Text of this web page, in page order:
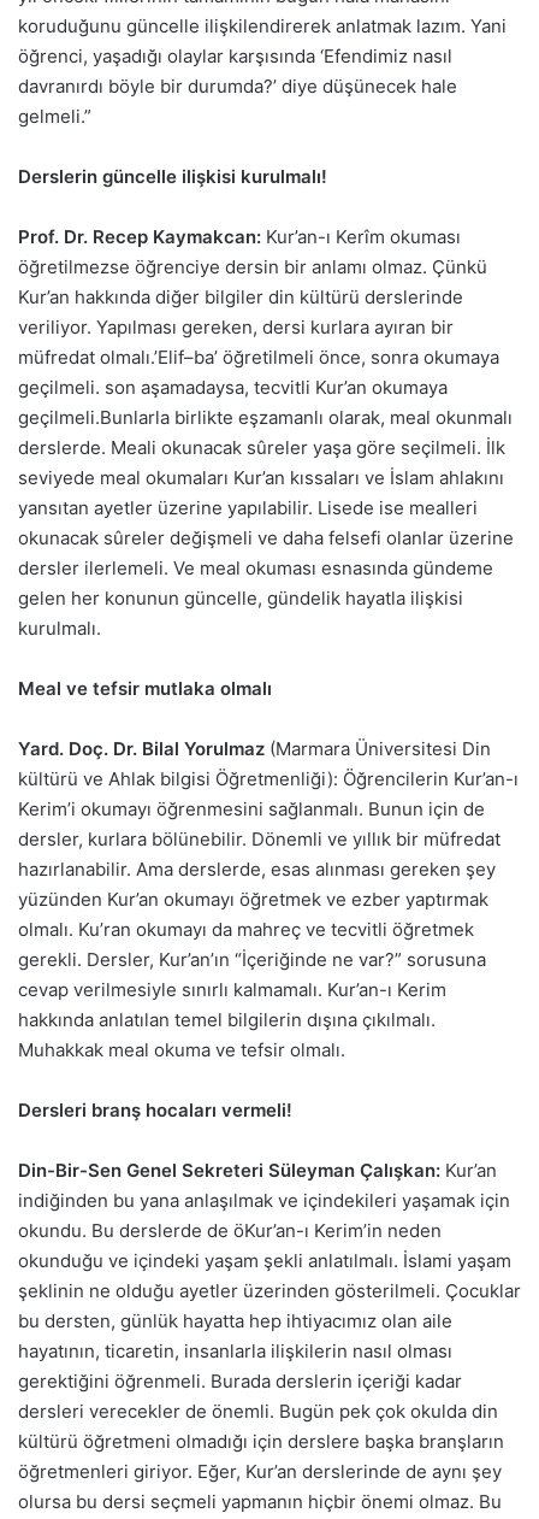
koruduğunu güncelle ilişkilendirerek anlatmak lazım. Yani
öğrenci, yaşadığı olaylar karşısında ‘Efendimiz nasıl
davranırdı böyle bir durumda?’ diye düşünecek hale
gelmeli.”
Derslerin güncelle ilişkisi kurulmalı!
Prof. Dr. Recep Kaymakcan: Kur’an-ı Kerîm okuması
öğretilmezse öğrenciye dersin bir anlamı olmaz. Çünkü
Kur’an hakkında diğer bilgiler din kültürü derslerinde
veriliyor. Yapılması gereken, dersi kurlara ayıran bir
müfredat olmalı.’Elif–ba’ öğretilmeli önce, sonra okumaya
geçilmeli. son aşamadaysa, tecvitli Kur’an okumaya
geçilmeli.Bunlarla birlikte eşzamanlı olarak, meal okunmalı
derslerde. Meali okunacak sûreler yaşa göre seçilmeli. İlk
seviyede meal okumaları Kur’an kıssaları ve İslam ahlakını
yansıtan ayetler üzerine yapılabilir. Lisede ise mealleri
okunacak sûreler değişmeli ve daha felsefi olanlar üzerine
dersler ilerlemeli. Ve meal okuması esnasında gündeme
gelen her konunun güncelle, gündelik hayatla ilişkisi
kurulmalı.
Meal ve tefsir mutlaka olmalı
Yard. Doç. Dr. Bilal Yorulmaz (Marmara Üniversitesi Din
kültürü ve Ahlak bilgisi Öğretmenliği): Öğrencilerin Kur’an-ı
Kerim’i okumayı öğrenmesini sağlanmalı. Bunun için de
dersler, kurlara bölünebilir. Dönemli ve yıllık bir müfredat
hazırlanabilir. Ama derslerde, esas alınması gereken şey
yüzünden Kur’an okumayı öğretmek ve ezber yaptırmak
olmalı. Ku’ran okumayı da mahreç ve tecvitli öğretmek
gerekli. Dersler, Kur’an’ın “İçeriğinde ne var?” sorusuna
cevap verilmesiyle sınırlı kalmamalı. Kur’an-ı Kerim
hakkında anlatılan temel bilgilerin dışına çıkılmalı.
Muhakkak meal okuma ve tefsir olmalı.
Dersleri branş hocaları vermeli!
Din-Bir-Sen Genel Sekreteri Süleyman Çalışkan: Kur’an
indiğinden bu yana anlaşılmak ve içindekileri yaşamak için
okundu. Bu derslerde de öKur’an-ı Kerim’in neden
okunduğu ve içindeki yaşam şekli anlatılmalı. İslami yaşam
şeklinin ne olduğu ayetler üzerinden gösterilmeli. Çocuklar
bu dersten, günlük hayatta hep ihtiyacımız olan aile
hayatının, ticaretin, insanlarla ilişkilerin nasıl olması
gerektiğini öğrenmeli. Burada derslerin içeriği kadar
dersleri verecekler de önemli. Bugün pek çok okulda din
kültürü öğretmeni olmadığı için derslere başka branşların
öğretmenleri giriyor. Eğer, Kur’an derslerinde de aynı şey
olursa bu dersi seçmeli yapmanın hiçbir önemi olmaz. Bu